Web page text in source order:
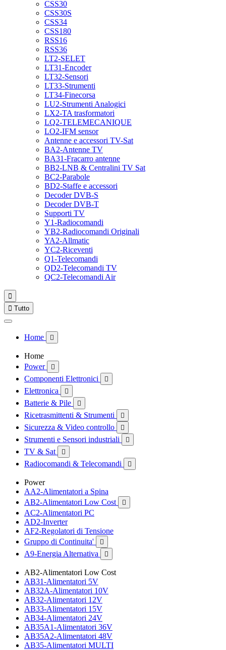
CSS30
CSS30S
CSS34
CSS180
RSS16
RSS36
LT2-SELET
LT31-Encoder
LT32-Sensori
LT33-Strumenti
LT34-Finecorsa
LU2-Strumenti Analogici
LX2-TA trasformatori
LQ2-TELEMECANIQUE
LO2-IFM sensor
Antenne e accessori TV-Sat
BA2-Antenne TV
BA31-Fracarro antenne
BB2-LNB & Centralini TV Sat
BC2-Parabole
BD2-Staffe e accessori
Decoder DVB-S
Decoder DVB-T
Supporti TV
Y1-Radiocomandi
YB2-Radiocomandi Originali
YA2-Allmatic
YC2-Riceventi
Q1-Telecomandi
QD2-Telecomandi TV
QC2-Telecomandi Air

 Tutto
Home 
Home
Power

Componenti Elettronici 
Elettronica 
Batterie & Pile 
Ricetrasmittenti & Strumenti 
Sicurezza & Video controllo 
Strumenti e Sensori industriali 
TV & Sat 
Radiocomandi & Telecomandi 
Power
AA2-Alimentatori a Spina
AB2-Alimentatori Low Cost

AC2-Alimentatori PC
AD2-Inverter
AF2-Regolatori di Tensione
Gruppo di Continuita'

A9-Energia Alternativa 
AB2-Alimentatori Low Cost
AB31-Alimentatori 5V
AB32A-Alimentatori 10V
AB32-Alimentatori 12V
AB33-Alimentatori 15V
AB34-Alimentatori 24V
AB35A1-Alimentatori 36V
AB35A2-Alimentatori 48V
AB35-Alimentatori MULTI